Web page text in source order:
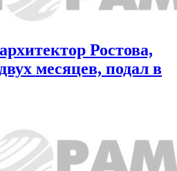
Ростова,
месяцев, подал в